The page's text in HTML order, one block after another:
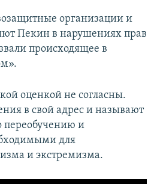
организации и
Пекин в нарушениях прав
происходящее в
оценкой не согласны.
в свой адрес и называют
переобучению и
для
и экстремизма.